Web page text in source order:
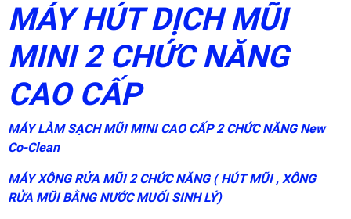
MÁY HÚT DỊCH MŨI
MINI 2 CHỨC NĂNG
CAO CẤP
MÁY LÀM SẠCH MŨI MINI CAO CẤP 2 CHỨC NĂNG New
Co-Clean
MÁY XÔNG RỬA MŨI 2 CHỨC NĂNG ( HÚT MŨI , XÔNG
RỬA MŨI BẰNG NƯỚC MUỐI SINH LÝ)
triển
bởi